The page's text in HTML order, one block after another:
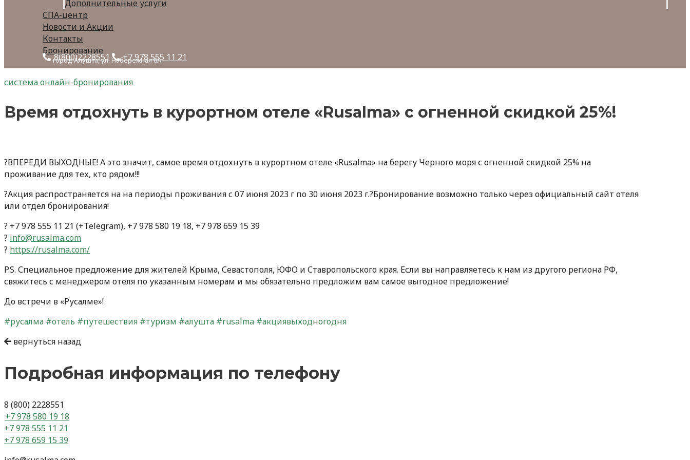
Дополнительные услуги
СПА-центр
Новости и Акции
Контакты
Бронирование
8(800)2228551 +7 978 555 11 21
город Алушта, ул. Набережная 6А
система онлайн-бронирования
Время отдохнуть в курортном отеле «Rusalma» с огненной скидкой 25%!
?ВПЕРЕДИ ВЫХОДНЫЕ! А это значит, самое время отдохнуть в курортном отеле «Rusalma» на берегу Черного моря с огненной скидкой 25% на
проживание для тех, кто рядом!!!
?Акция распространяется на на периоды проживания с 07 июня 2023 г по 30 июня 2023 г.?Бронирование возможно только через официальный сайт отеля
или отдел бронирования!
? +7 978 555 11 21 (+Telegram), +7 978 580 19 18, +7 978 659 15 39
? info@rusalma.com
? https://rusalma.com/
P.S. Специальное предложение для жителей Крыма, Севастополя, ЮФО и Ставропольского края. Если вы направляетесь к нам из другого региона РФ,
свяжитесь с менеджером отеля по указанным номерам и мы обязательно предложим вам самое выгодное предложение!
До встречи в «Русалме»!
#русалма #отель #путешествия #туризм #алушта #rusalma #акциявыходногодня
Навигация
записям
вернуться назад
Подробная информация по телефону
8 (800) 2228551
+7 978 580 19 18
+7 978 555 11 21
+7 978 659 15 39